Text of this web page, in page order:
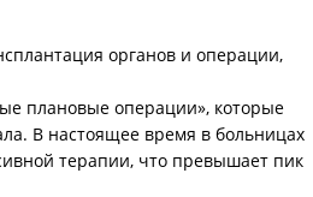
органов и операции,
плановые операции», которые
В настоящее время в больницах
терапии, что превышает пик